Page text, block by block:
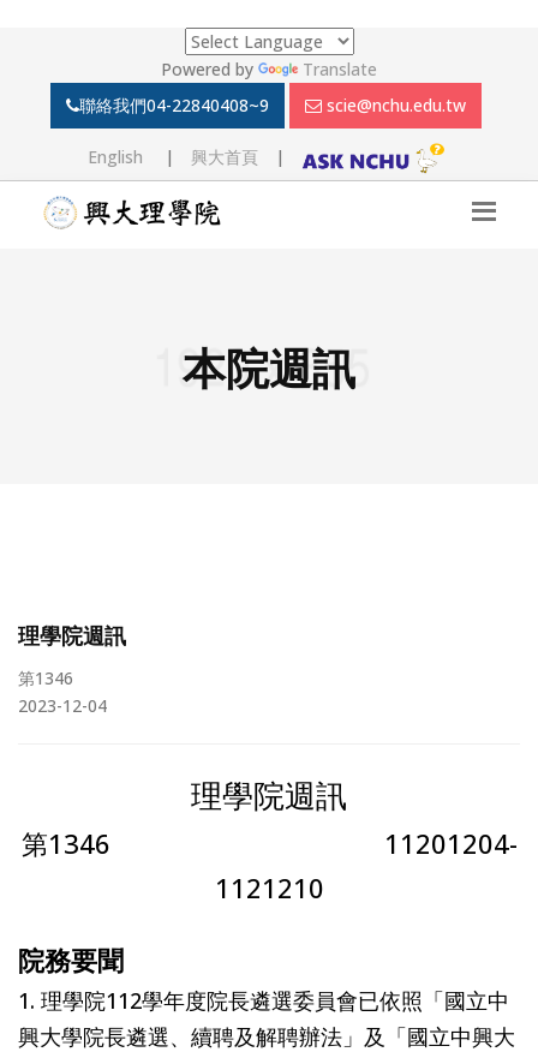
Powered by
Translate
聯絡我們04-22840408~9 scie@nchu.edu.tw
English | 興大首頁|
本院週訊
理學院週訊
第1346
2023-12-04
理學院週訊
第1346 11201204-
1121210
院務要聞
1. 理學院112學年度院長遴選委員會已依照「國立中
興大學院長遴選、續聘及解聘辦法」及「國立中興大